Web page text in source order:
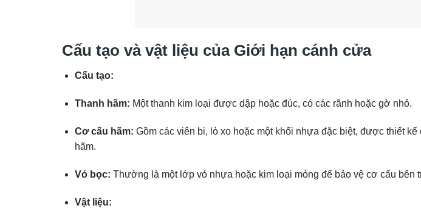
Cấu tạo và vật liệu của Giới hạn cánh cửa
Cấu tạo:
Thanh hãm: Một thanh kim loại được dập hoặc đúc, có các rãnh hoặc gờ nhỏ.
Cơ cấu hãm: Gồm các viên bi, lò xo hoặc một khối nhựa đặc biệt, được thiết
hãm.
Vỏ bọc: Thường là một lớp vỏ nhựa hoặc kim loại mỏng để bảo vệ cơ cấu bên
Vật liệu: